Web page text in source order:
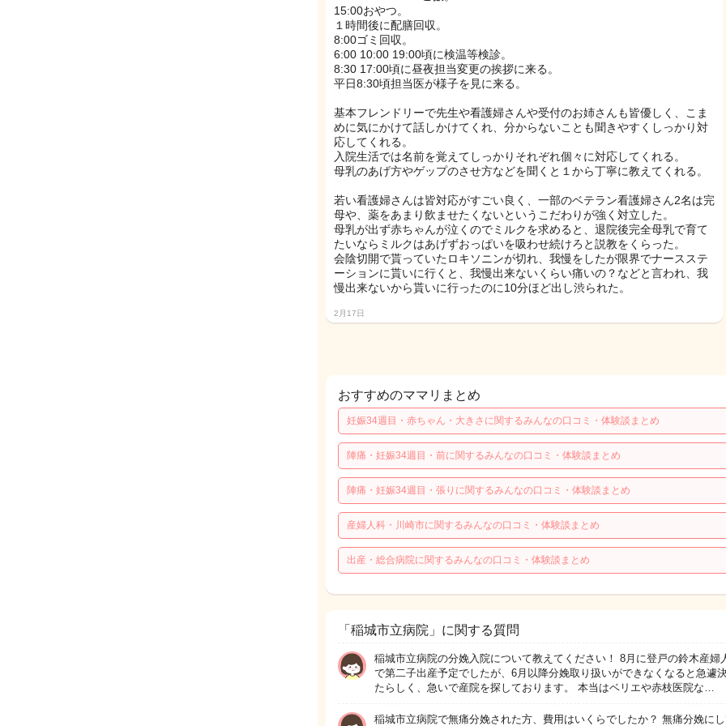
15:00おやつ。
１時間後に配膳回収。
8:00ゴミ回収。
6:00 10:00 19:00頃に検温等検診。
8:30 17:00頃に昼夜担当変更の挨拶に来る。
平日8:30頃担当医が様子を見に来る。
基本フレンドリーで先生や看護婦さんや受付のお姉さんも皆優しく、こま
めに気にかけて話しかけてくれ、分からないことも聞きやすくしっかり対
応してくれる。
入院生活では名前を覚えてしっかりそれぞれ個々に対応してくれる。
母乳のあげ方やゲップのさせ方などを聞くと１から丁寧に教えてくれる。
若い看護婦さんは皆対応がすごい良く、一部のベテラン看護婦さん2名は完
母や、薬をあまり飲ませたくないというこだわりが強く対立した。
母乳が出ず赤ちゃんが泣くのでミルクを求めると、退院後完全母乳で育て
たいならミルクはあげずおっぱいを吸わせ続けろと説教をくらった。
会陰切開で貰っていたロキソニンが切れ、我慢をしたが限界でナースステ
ーションに貰いに行くと、我慢出来ないくらい痛いの？などと言われ、我
慢出来ないから貰いに行ったのに10分ほど出し渋られた。
2月17日
おすすめのママリまとめ
妊娠34週目・赤ちゃん・大きさに関するみんなの口コミ・体験談まとめ
陣痛・妊娠34週目・前に関するみんなの口コミ・体験談まとめ
陣痛・妊娠34週目・張りに関するみんなの口コミ・体験談まとめ
産婦人科・川崎市に関するみんなの口コミ・体験談まとめ
出産・総合病院に関するみんなの口コミ・体験談まとめ
「稲城市立病院」に関する質問
稲城市立病院の分娩入院について教えてください！ 8月に登戸の鈴木産婦
で第二子出産予定でしたが、6月以降分娩取り扱いができなくなると急遽
たらしく、急いで産院を探しております。 本当はベリエや赤枝医院な…
稲城市立病院で無痛分娩された方、費用はいくらでしたか？ 無痛分娩に